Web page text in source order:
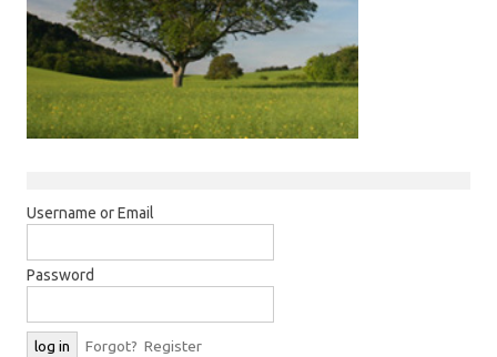
Username or Email
Password
Forgot? Register